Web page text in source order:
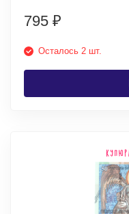
795 ₽
Осталось 2 шт.